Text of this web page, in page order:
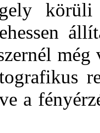
még
a